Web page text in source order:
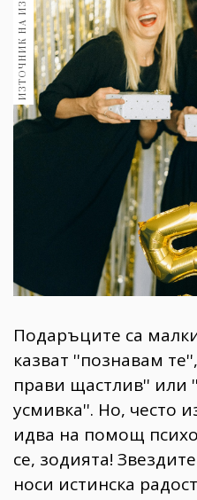
Здраве 389
Gentlemen
382
ПОСЛЕДВАЙТЕ
Подаръците са
казват ''познавам
прави щастлив'' или
усмивка''. Но, често
идва на помощ
се, зодията!
носи истинска